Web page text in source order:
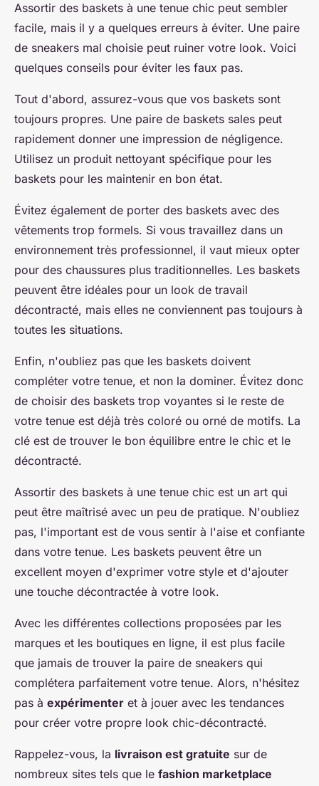
Assortir des baskets à une tenue chic peut sembler
facile, mais il y a quelques erreurs à éviter. Une paire
de sneakers mal choisie peut ruiner votre look. Voici
quelques conseils pour éviter les faux pas.
Tout d'abord, assurez-vous que vos baskets sont
toujours propres. Une paire de baskets sales peut
rapidement donner une impression de négligence.
Utilisez un produit nettoyant spécifique pour les
baskets pour les maintenir en bon état.
Évitez également de porter des baskets avec des
vêtements trop formels. Si vous travaillez dans un
environnement très professionnel, il vaut mieux opter
pour des chaussures plus traditionnelles. Les baskets
peuvent être idéales pour un look de travail
décontracté, mais elles ne conviennent pas toujours à
toutes les situations.
Enfin, n'oubliez pas que les baskets doivent
compléter votre tenue, et non la dominer. Évitez donc
de choisir des baskets trop voyantes si le reste de
votre tenue est déjà très coloré ou orné de motifs. La
clé est de trouver le bon équilibre entre le chic et le
décontracté.
Assortir des baskets à une tenue chic est un art qui
peut être maîtrisé avec un peu de pratique. N'oubliez
pas, l'important est de vous sentir à l'aise et confiante
dans votre tenue. Les baskets peuvent être un
excellent moyen d'exprimer votre style et d'ajouter
une touche décontractée à votre look.
Avec les différentes collections proposées par les
marques et les boutiques en ligne, il est plus facile
que jamais de trouver la paire de sneakers qui
complétera parfaitement votre tenue. Alors, n'hésitez
pas à expérimenter et à jouer avec les tendances
pour créer votre propre look chic-décontracté.
Rappelez-vous, la livraison est gratuite sur de
nombreux sites tels que le fashion marketplace